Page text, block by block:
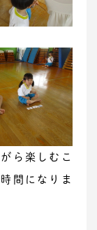
ら楽しむこ
間になりま